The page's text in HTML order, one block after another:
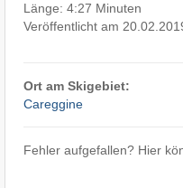
Länge: 4:27 Minuten
Veröffentlicht am
Ort am Skigebiet:
Careggine
Fehler aufgefallen? Hier